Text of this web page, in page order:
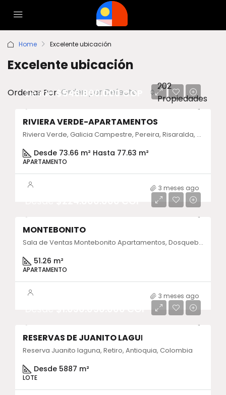
Home Excelente ubicación
Excelente ubicación
202
Propiedades
Ordenar Por: Orden por Defecto
Desde$546.800.000 COP
RIVIERA VERDE-APARTAMENTOS
Riviera Verde, Galicia Campestre, Pereira, Risaralda, Colombia
Desde 73.66 m² Hasta 77.63 m²
APARTAMENTO
3 meses ago
MONTEBONITO
Sala de Ventas Montebonito Apartamentos, Dosquebradas, Risaralda, Colombia
51.26 m²
APARTAMENTO
3 meses ago
RESERVAS DE JUANITO LAGUNA
Reserva Juanito laguna, Retiro, Antioquia, Colombia
Desde 5887 m²
LOTE